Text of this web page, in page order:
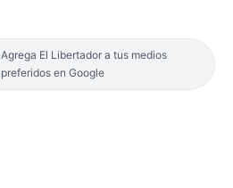
Agrega El Libertador a tus medios
preferidos en Google